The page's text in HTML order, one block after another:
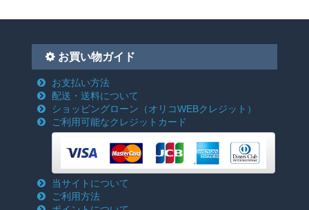
お買い物ガイド
お支払い方法
配送・送料について
ショッピングローン （オリコWEBクレジット）
ご利用可能なクレジットカード
当サイトについて
ご利用方法